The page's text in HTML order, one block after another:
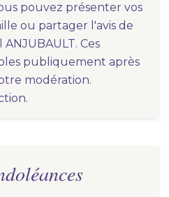
pouvez présenter vos
ou partager l'avis de
Ces
publiquement après
modération.